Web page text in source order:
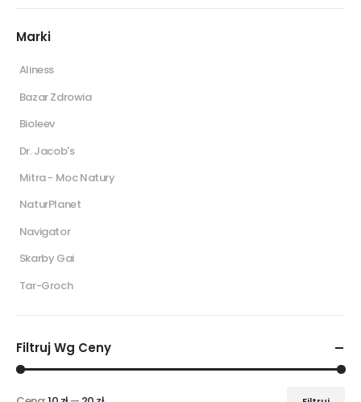
Marki
Aliness
Bazar Zdrowia
Bioleev
Dr. Jacob's
Mitra - Moc Natury
NaturPlanet
Navigator
Skarby Gai
Tar-Groch
Filtruj Wg Ceny